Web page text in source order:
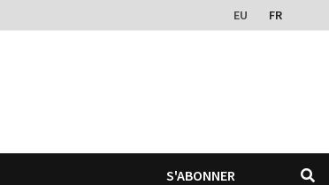
EU FR
S'ABONNER